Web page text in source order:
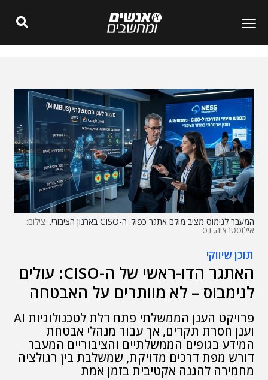
המעבר לנימוס מציב מולם אתגר כפול. ה-CISO בארגון הציבורי. צילום:
אילוסטרציה. נס
תוכן שיווקי
האתגר הדו-ראשי של ה-CISO: עולים
לנימבוס – לא מוותרים על האבטחה
פרויקט הענן הממשלתי פתח דלת לטכנולוגיות AI
וענן חסרת תקדים, אך עבור מנהלי אבטחת
המידע בגופים הממשלתיים והציבוריים המעבר
דורש מפת דרכים מדויקת, שמשלבת בין רגולציה
מחמירה להגנה אקטיבית בזמן אמת